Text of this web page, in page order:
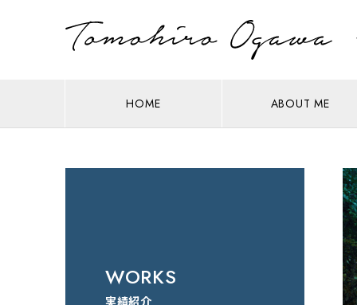
HOME ABOUT ME
WORKS
実績紹介